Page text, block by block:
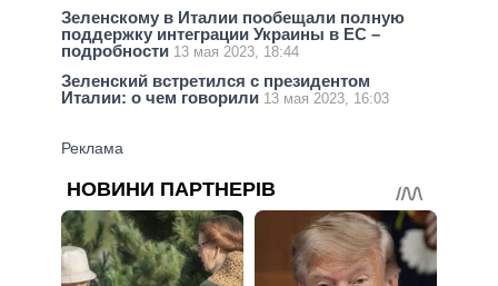
Зеленскому в Италии пообещали полную
поддержку интеграции Украины в ЕС –
подробности 13 мая 2023, 18:44
Зеленский встретился с президентом
Италии: о чем говорили 13 мая 2023, 16:03